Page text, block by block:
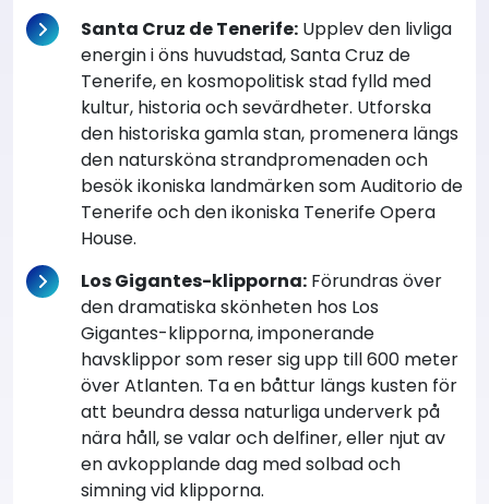
Santa Cruz de Tenerife: Upplev den livliga
energin i öns huvudstad, Santa Cruz de
Tenerife, en kosmopolitisk stad fylld med
kultur, historia och sevärdheter. Utforska
den historiska gamla stan, promenera längs
den natursköna strandpromenaden och
besök ikoniska landmärken som Auditorio de
Tenerife och den ikoniska Tenerife Opera
House.
Los Gigantes-klipporna: Förundras över
den dramatiska skönheten hos Los
Gigantes-klipporna, imponerande
havsklippor som reser sig upp till 600 meter
över Atlanten. Ta en båttur längs kusten för
att beundra dessa naturliga underverk på
nära håll, se valar och delfiner, eller njut av
en avkopplande dag med solbad och
simning vid klipporna.